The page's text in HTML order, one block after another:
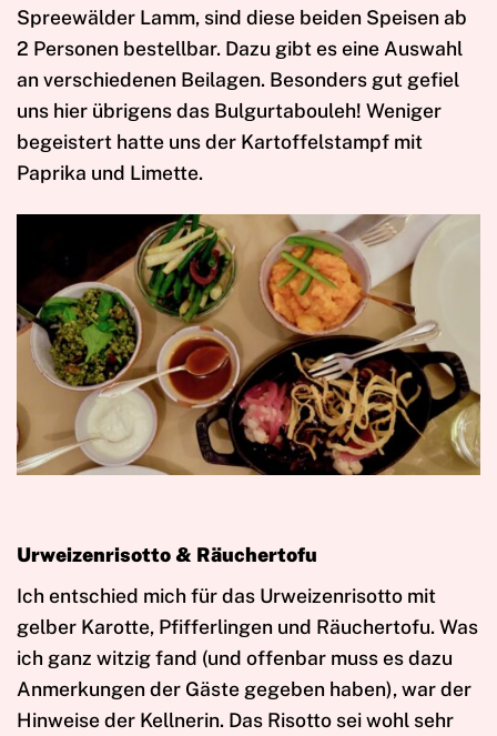
Spreewälder Lamm, sind diese beiden Speisen ab
2 Personen bestellbar. Dazu gibt es eine Auswahl
an verschiedenen Beilagen. Besonders gut gefiel
uns hier übrigens das Bulgurtabouleh! Weniger
begeistert hatte uns der Kartoffelstampf mit
Paprika und Limette.
Urweizenrisotto & Räuchertofu
Ich entschied mich für das Urweizenrisotto mit
gelber Karotte, Pfifferlingen und Räuchertofu. Was
ich ganz witzig fand (und offenbar muss es dazu
Anmerkungen der Gäste gegeben haben), war der
Hinweise der Kellnerin. Das Risotto sei wohl sehr